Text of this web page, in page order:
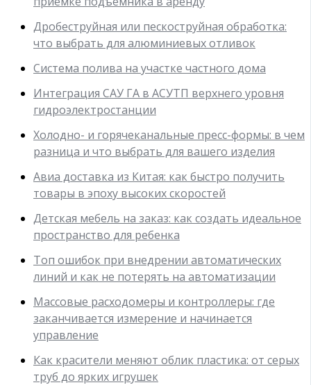
Дробеструйная или пескоструйная обработка:
что выбрать для алюминиевых отливок
Система полива на участке частного дома
Интеграция САУ ГА в АСУТП верхнего уровня
гидроэлектростанции
Холодно- и горячеканальные пресс-формы: в чем
разница и что выбрать для вашего изделия
Авиа доставка из Китая: как быстро получить
товары в эпоху высоких скоростей
Детская мебель на заказ: как создать идеальное
пространство для ребенка
Топ ошибок при внедрении автоматических
линий и как не потерять на автоматизации
Массовые расходомеры и контроллеры: где
заканчивается измерение и начинается
управление
Как красители меняют облик пластика: от серых
труб до ярких игрушек